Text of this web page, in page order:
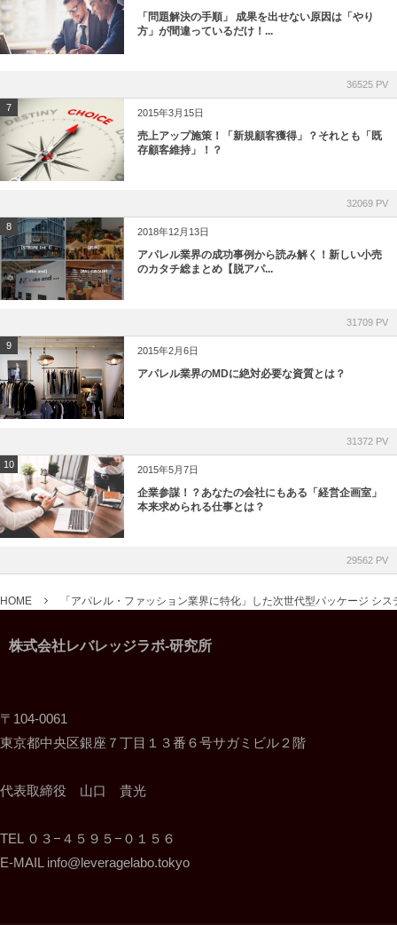
「問題解決の手順」 成果を出せない原因は「やり
方」が間違っているだけ！...
36525 PV
7 2015年3月15日
売上アップ施策！「新規顧客獲得」？それとも「既
存顧客維持」！？
32069 PV
8 2018年12月13日
アパレル業界の成功事例から読み解く！新しい小売
のカタチ総まとめ【脱アパ...
31709 PV
9 2015年2月6日
アパレル業界のMDに絶対必要な資質とは？
31372 PV
10 2015年5月7日
企業参謀！？あなたの会社にもある「経営企画室」
本来求められる仕事とは？
29562 PV
HOME 「アパレル・ファッション業界に特化」した次世代型パッケージ シス
株式会社レバレッジラボ-研究所
〒104-0061
東京都中央区銀座７丁目１３番６号サガミビル２階
代表取締役 山口 貴光
TEL ０３−４５９５−０１５６
E-MAIL info@leveragelabo.tokyo